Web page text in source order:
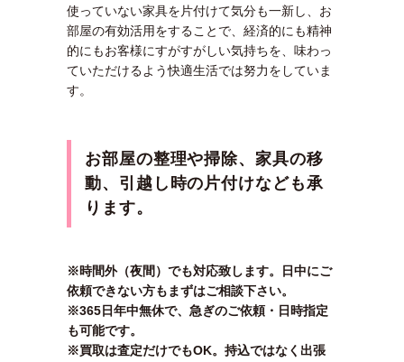
使っていない家具を片付けて気分も一新し、お
部屋の有効活用をすることで、経済的にも精神
的にもお客様にすがすがしい気持ちを、味わっ
ていただけるよう快適生活では努力をしていま
す。
お部屋の整理や掃除、家具の移
動、引越し時の片付けなども承
ります。
※時間外（夜間）でも対応致します。日中にご
依頼できない方もまずはご相談下さい。
※365日年中無休で、急ぎのご依頼・日時指定
も可能です。
※買取は査定だけでもOK。持込ではなく出張